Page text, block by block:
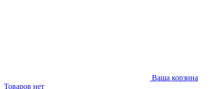
Ваша корзина
Товаров нет